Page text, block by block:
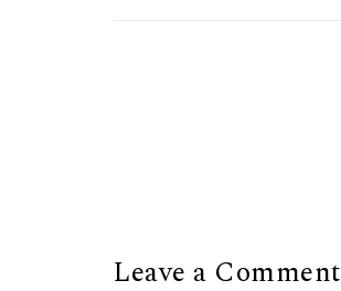
Leave a Comment